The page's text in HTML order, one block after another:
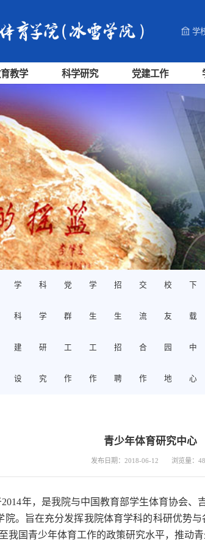
学
教学 科学研究 党建工作
学
科
建
设
科
学
研
究
党
群
工
作
学
生
工
作
招
生
招
聘
交
流
合
作
校
友
园
地
下
载
中
心
青少年体育研究中心
发布日期：2018-06-12 浏览量：
年，是我院与中国教育部学生体育协会、
。旨在充分发挥我院体育学科的科研优势
我国青少年体育工作的政策研究水平，推动青